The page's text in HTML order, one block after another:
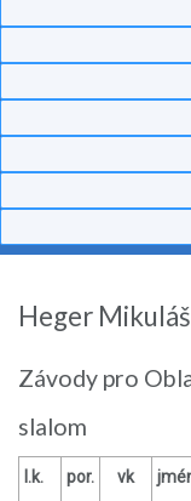
Heger
Závody pro
slalom
l.k. por. vk